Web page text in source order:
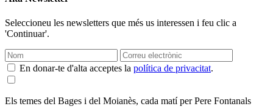
Seleccioneu les newsletters que més us interessen i feu clic a
'Continuar'.
En donar-te d'alta acceptes la política de privacitat.
Els temes del Bages i del Moianès, cada matí per Pere Fontanals